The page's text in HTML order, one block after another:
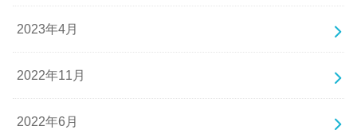
2023年4月
2022年11月
2022年6月